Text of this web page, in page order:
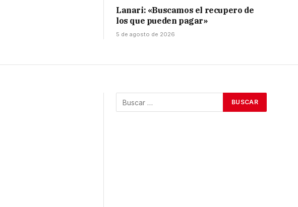
Lanari: «Buscamos el recupero de
los que pueden pagar»
5 de agosto de 2026